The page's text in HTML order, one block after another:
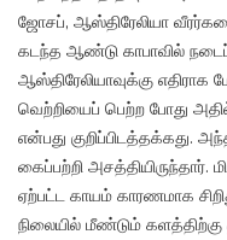
ஜோசப், ஆஸ்திரேலியா
கடந்த ஆண்டு காபாவில்
ஆஸ்திரேலியாவுக்கு எதிராக
வெற்றியைப் பெற்ற போது
என்பது குறிப்பிடத்தக்கது.
கைப்பற்றி அசத்தியிருந்தார்.
ஏற்பட்ட காயம் காரணமாக
நிலையில் மீண்டும்